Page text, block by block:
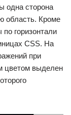
одна сторона
область. Кроме
горизонтали
CSS. На
при
цветом выделен